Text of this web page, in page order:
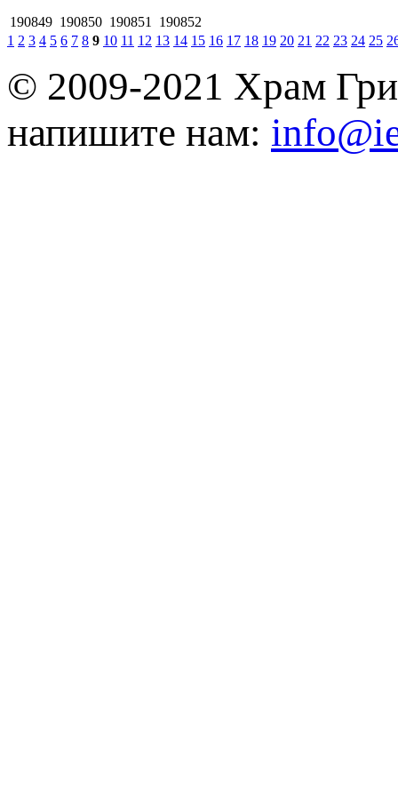
190849 190850 190851
190852
1 2 3 4 5 6 7 8 9 10 11 12 13 14 15 16 17 18 19 20 21 22 23 24 25
© 2009-2021 Храм
напишите нам: